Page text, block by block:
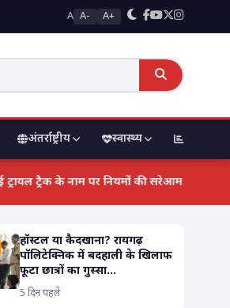
A A- A+
अंतर्राष्ट्रीय स्वास्थ्य
अजब-गजब खेल: कीचड़ और रेत में हो रहा
हॉस्टल या कैदखाना? रायगढ़
पॉलिटेक्निक में बदहाली के खिलाफ
फूटा छात्रों का गुस्सा...
5 दिन पहले